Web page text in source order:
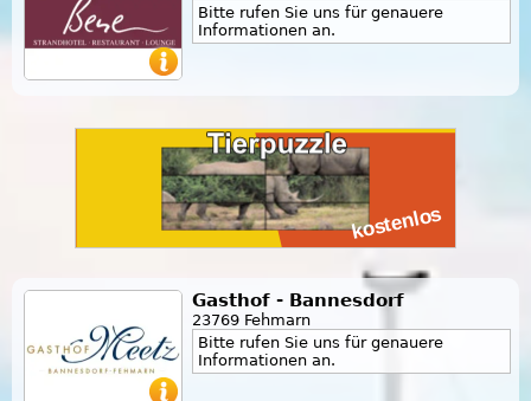
Bitte rufen Sie uns für genauere
Informationen an.
Gasthof - Bannesdorf
23769 Fehmarn
Bitte rufen Sie uns für genauere
Informationen an.